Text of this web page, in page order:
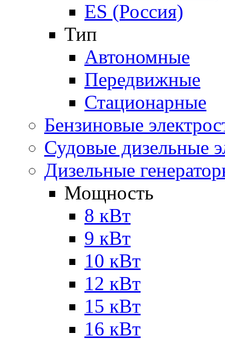
ES (Россия)
Тип
Автономные
Передвижные
Стационарные
Бензиновые
Судовые дизельные
Дизельные
Мощность
8 кВт
9 кВт
10 кВт
12 кВт
15 кВт
16 кВт